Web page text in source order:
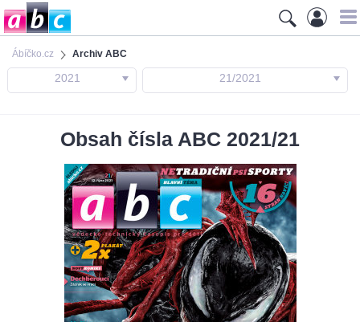
Ábíčko.cz Archiv ABC
2021 21/2021
Obsah čísla ABC 2021/21